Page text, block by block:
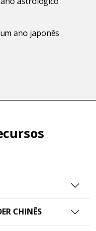
ano japonês
CHINÊS